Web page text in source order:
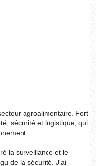
agroalimentaire. Fort
sécurité et logistique, qui
la surveillance et le
de la sécurité. J'ai